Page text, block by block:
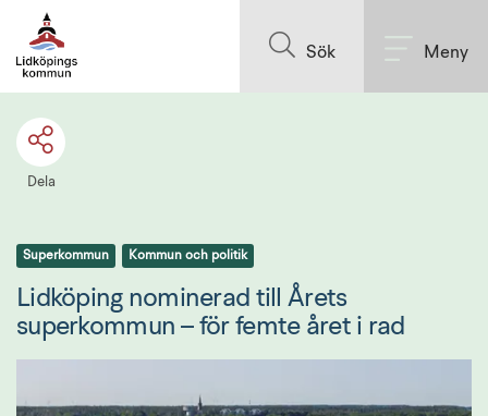
Sök Meny
Dela
Superkommun Kommun och politik
Lidköping nominerad till Årets
superkommun – för femte året i rad